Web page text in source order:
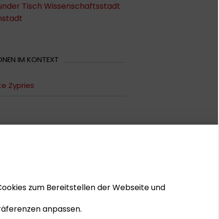
Tisch Wissenschaftsstadt
IM KONTEXT
Zypries
zum Bereitstellen der Webseite und
anpassen.